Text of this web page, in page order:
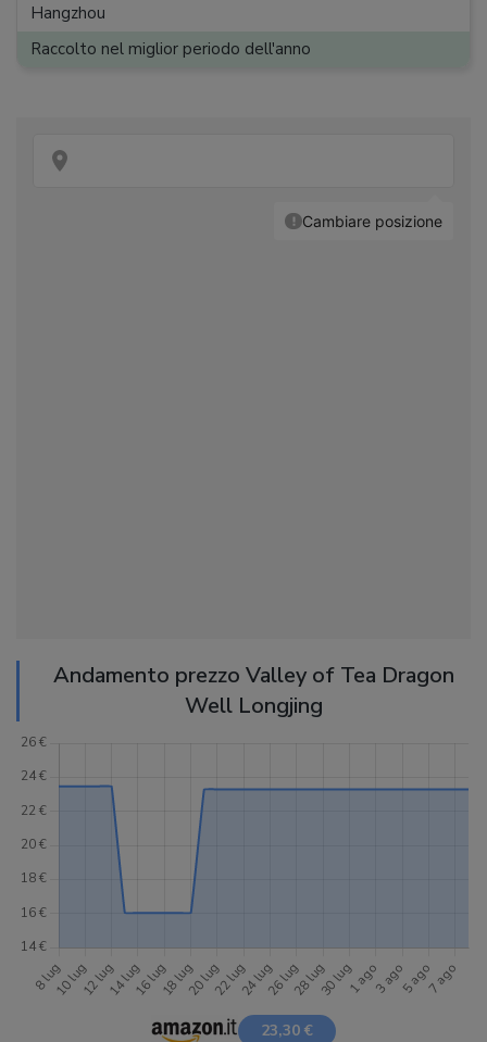
Hangzhou
Raccolto nel miglior periodo dell'anno
Andamento prezzo Valley of Tea Dragon
Well Longjing
23,30 €